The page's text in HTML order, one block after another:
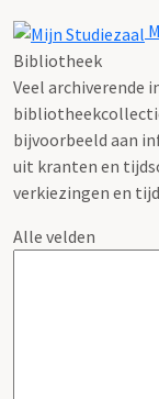
Bibliotheek
Veel archiverende
bijvoorbeeld aan
uit kranten en
verkiezingen en
Alle velden